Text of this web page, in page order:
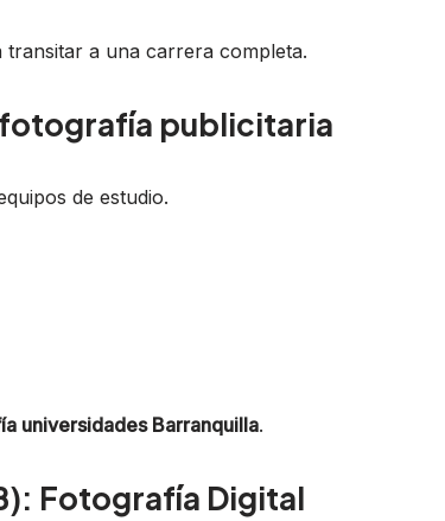
a una carrera completa.
publicitaria
de estudio.
universidades Barranquilla.
Fotografía Digital